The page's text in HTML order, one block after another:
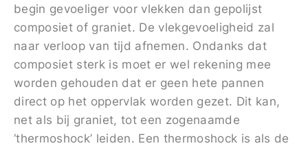
begin gevoeliger voor vlekken dan gepolijst
composiet of graniet. De vlekgevoeligheid zal
naar verloop van tijd afnemen. Ondanks dat
composiet sterk is moet er wel rekening mee
worden gehouden dat er geen hete pannen
direct op het oppervlak worden gezet. Dit kan,
net als bij graniet, tot een zogenaamde
‘thermoshock’ leiden. Een thermoshock is als de